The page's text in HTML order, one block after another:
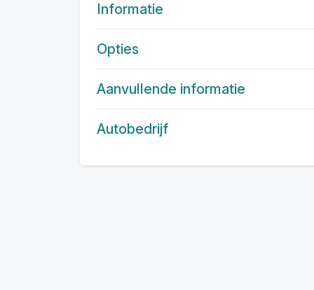
Informatie
Opties
Aanvullende informatie
Autobedrijf